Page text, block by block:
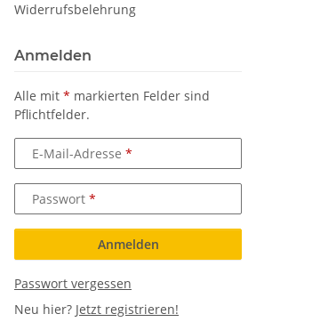
Widerrufsbelehrung
Anmelden
Alle mit * markierten Felder sind
Pflichtfelder.
E-Mail-Adresse
Passwort
Anmelden
Passwort vergessen
Neu hier? Jetzt registrieren!